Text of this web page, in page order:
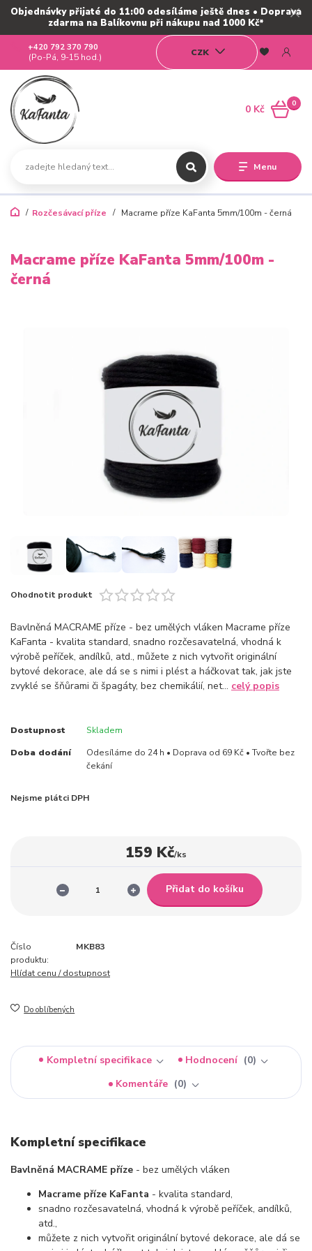
Objednávky přijaté do 11:00 odesíláme ještě dnes • Doprava
zdarma na Balíkovnu při nákupu nad 1000 Kč*
Menu
CZK
+420 792 370 790
(Po-Pá, 9-15 hod.)
0
0 Kč
Rozčesávací příze Macrame příze KaFanta 5mm/100m - černá
Macrame příze KaFanta 5mm/100m -
černá
Ohodnotit produkt
Bavlněná MACRAME příze - bez umělých vláken Macrame příze
KaFanta - kvalita standard, snadno rozčesavatelná, vhodná k
výrobě peříček, andílků, atd., můžete z nich vytvořit originální
bytové dekorace, ale dá se s nimi i plést a háčkovat tak, jak jste
zvyklé se šňůrami či špagáty, bez chemikálií, net... celý popis
Dostupnost Skladem
Doba dodání
Odesíláme do 24 h • Doprava od 69 Kč • Tvořte bez
čekání
Nejsme plátci DPH
159 Kč/ks
Přidat do košíku
Číslo
produktu:
MKB83
Hlídat cenu / dostupnost
Do oblíbených
Kompletní specifikace Hodnocení
0
Komentáře
0
Kompletní specifikace
Bavlněná MACRAME příze - bez umělých vláken
Macrame příze KaFanta - kvalita standard,
snadno rozčesavatelná, vhodná k výrobě peříček, andílků,
atd.,
můžete z nich vytvořit originální bytové dekorace, ale dá se